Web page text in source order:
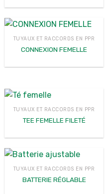
TUYAUX ET RACCORDS EN PPR
CONNEXION FEMELLE
TUYAUX ET RACCORDS EN PPR
TEE FEMELLE FILETÉ
TUYAUX ET RACCORDS EN PPR
BATTERIE RÉGLABLE